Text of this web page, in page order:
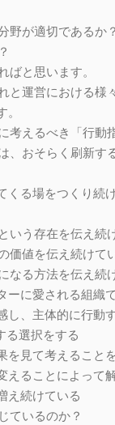
野が適切であるか？
ばと思います。
と運営における様
えるべき「行動
おそらく刷新す
くる場をつくり続
う存在を伝え続
値を伝え続けて
る方法を伝え続
ーに愛される組織
し、主体的に行動
る選択をする
を見て考えること
えることによって
え続けている
ているのか？